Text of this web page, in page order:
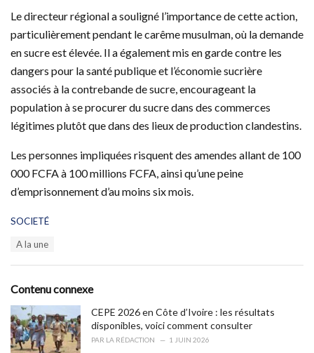
Le directeur régional a souligné l’importance de cette action,
particulièrement pendant le carême musulman, où la demande
en sucre est élevée. Il a également mis en garde contre les
dangers pour la santé publique et l’économie sucrière
associés à la contrebande de sucre, encourageant la
population à se procurer du sucre dans des commerces
légitimes plutôt que dans des lieux de production clandestins.
Les personnes impliquées risquent des amendes allant de 100
000 FCFA à 100 millions FCFA, ainsi qu’une peine
d’emprisonnement d’au moins six mois.
C
o
r
i
e
s
:
SOCIETÉ
:
A la une
Contenu connexe
CEPE 2026 en Côte d’Ivoire : les résultats
disponibles, voici comment consulter
PAR LA RÉDACTION 1 JUIN 2026